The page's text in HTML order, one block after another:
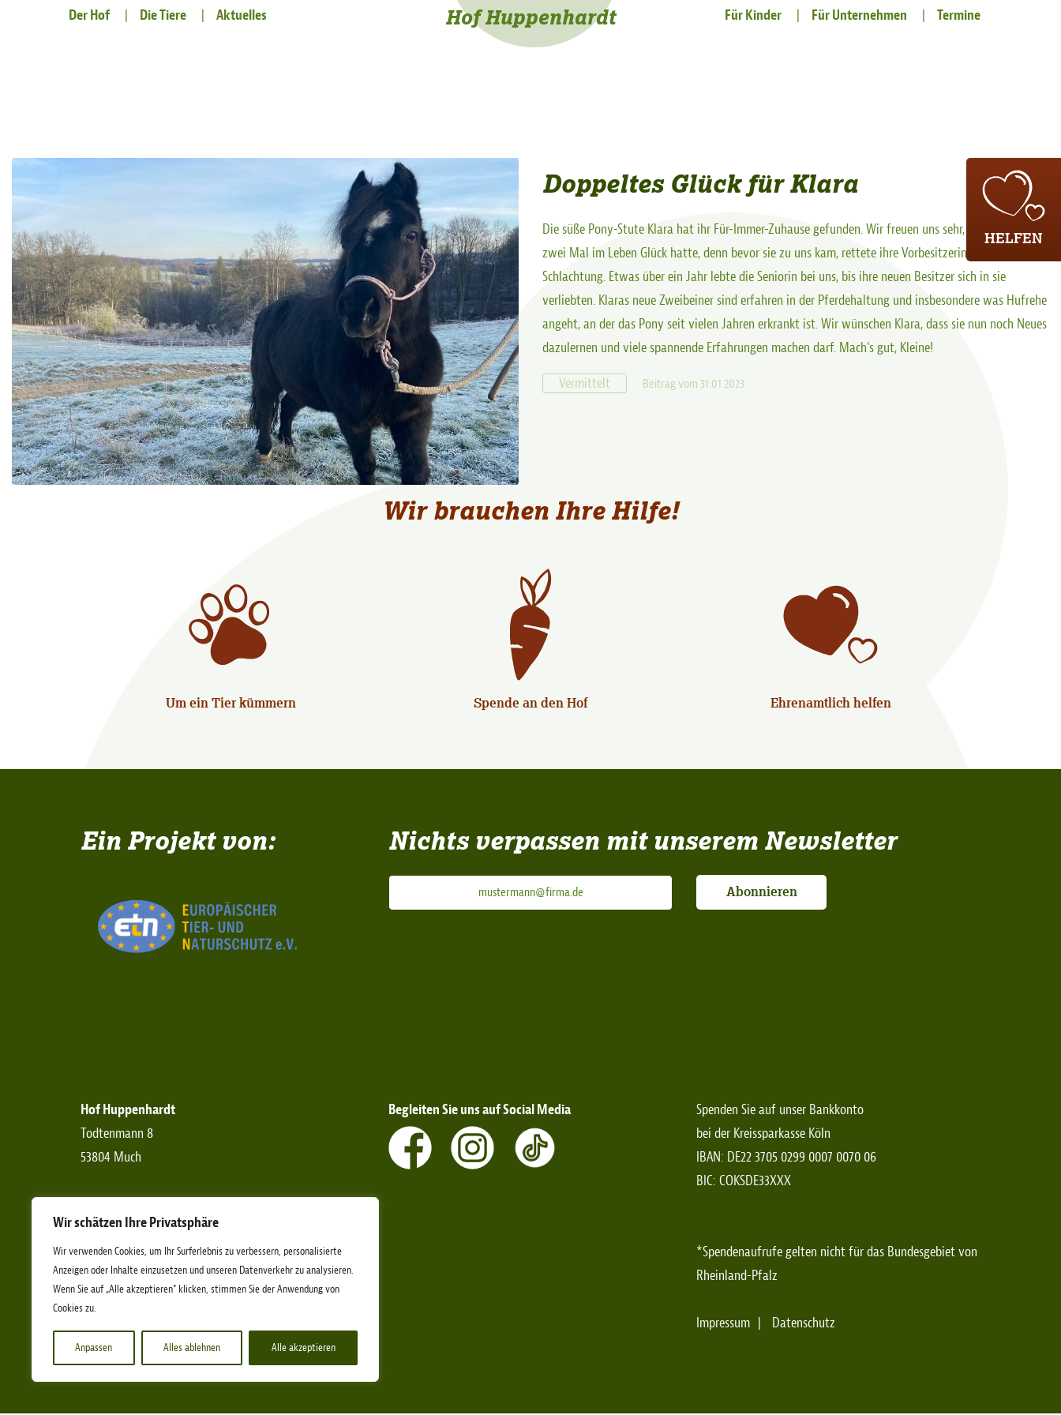
Wir schätzen Ihre Privatsphäre
Wir verwenden Cookies, um Ihr Surferlebnis zu verbessern, personalisierte
Anzeigen oder Inhalte einzusetzen und unseren Datenverkehr zu analysieren.
Wenn Sie auf „Alle akzeptieren" klicken, stimmen Sie der Anwendung von
Cookies zu.
Anpassen Alles ablehnen Alle akzeptieren
Der Hof Die Tiere Aktuelles Hof Huppenhardt Für Kinder Für Unternehmen Termine
HELFEN
Doppeltes Glück für Klara
Die süße Pony-Stute Klara hat ihr Für-Immer-Zuhause gefunden. Wir freuen uns sehr, dass sie gleich
zwei Mal im Leben Glück hatte, denn bevor sie zu uns kam, rettete ihre Vorbesitzerin Klara vor der
Schlachtung. Etwas über ein Jahr lebte die Seniorin bei uns, bis ihre neuen Besitzer sich in sie
verliebten. Klaras neue Zweibeiner sind erfahren in der Pferdehaltung und insbesondere was Hufrehe
angeht, an der das Pony seit vielen Jahren erkrankt ist. Wir wünschen Klara, dass sie nun noch Neues
dazulernen und viele spannende Erfahrungen machen darf. Mach's gut, Kleine!
Vermittelt
Beitrag vom 31.01.2023
Wir brauchen Ihre Hilfe!
Um ein Tier kümmern Spende an den Hof Ehrenamtlich helfen
Ein Projekt von: Nichts verpassen mit unserem Newsletter
Abonnieren
Hof Huppenhardt
Todtenmann 8
53804 Much
Telefax: +49 (0)2245-6190-11
E-Mail:info[at]etn-ev.de
Begleiten Sie uns auf Social Media
Spenden Sie auf unser Bankkonto
bei der Kreissparkasse Köln
IBAN: DE22 3705 0299 0007 0070 06
BIC: COKSDE33XXX
*Spendenaufrufe gelten nicht für das Bundesgebiet von
Rheinland-Pfalz
Impressum Datenschutz